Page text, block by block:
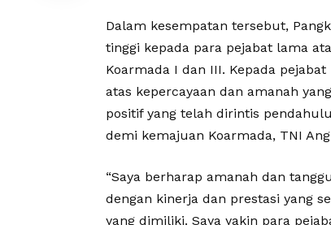
Dalam kesempatan tersebut,
tinggi kepada para pejabat lama
Koarmada I dan III. Kepada
atas kepercayaan dan amanah
positif yang telah dirintis
demi kemajuan Koarmada, TNI
“Saya berharap amanah dan
dengan kinerja dan prestasi yang
yang dimiliki. Saya yakin para